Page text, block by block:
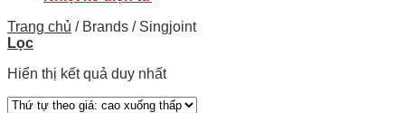
Trang chủ /Brands /Singjoint
Lọc
Hiển thị kết quả duy nhất